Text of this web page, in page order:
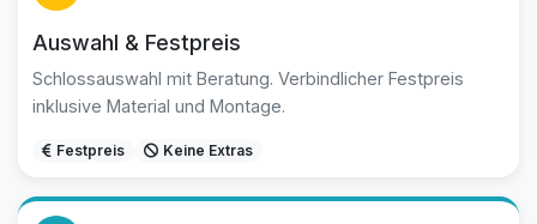
Auswahl & Festpreis
Schlossauswahl mit Beratung. Verbindlicher Festpreis
inklusive Material und Montage.
Festpreis Keine Extras